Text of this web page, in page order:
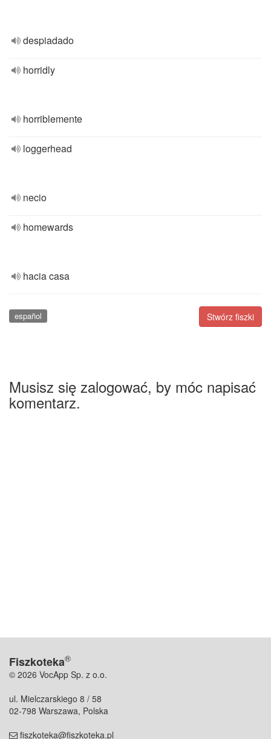
despiadado
horridly
horriblemente
loggerhead
necio
homewards
hacia casa
Stwórz fiszki
español
Musisz się zalogować, by móc napisać
komentarz.
Fiszkoteka®
© 2026 VocApp Sp. z o.o.
ul. Mielczarskiego 8 / 58
02-798 Warszawa, Polska
fiszkoteka@fiszkoteka.pl